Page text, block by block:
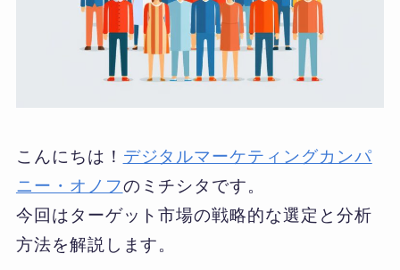
こんにちは！ デジタルマーケティングカンパ
ニー・オノフのミチシタです。
今回はターゲット市場の戦略的な選定と分析
方法を解説します。